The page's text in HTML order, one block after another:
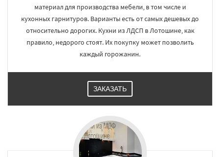
материал для производства мебели, в том числе и
кухонных гарнитуров. Варианты есть от самых дешевых до
относительно дорогих. Кухни из ЛДСП в Лотошине, как
правило, недорого стоят. Их покупку может позволить
каждый горожанин.
ЗАКАЗАТЬ